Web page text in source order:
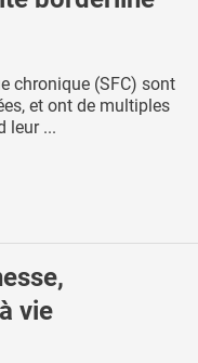
chronique (SFC) sont
et ont de multiples
leur ...
vie